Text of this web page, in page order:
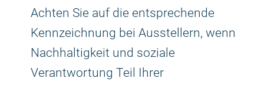
Achten Sie auf die entsprechende
Kennzeichnung bei Ausstellern, wenn
Nachhaltigkeit und soziale
Verantwortung Teil Ihrer